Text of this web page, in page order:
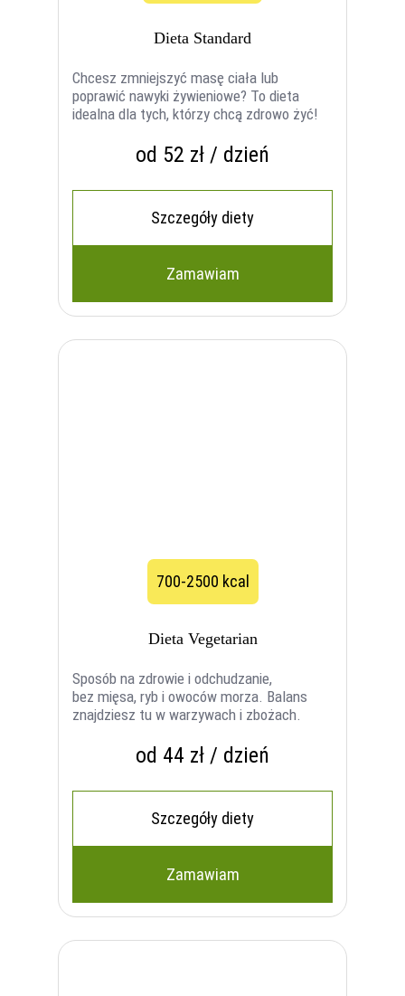
Dieta Standard
Chcesz zmniejszyć masę ciała lub
poprawić nawyki żywieniowe? To dieta
idealna dla tych, którzy chcą zdrowo żyć!
od 52 zł / dzień
Szczegóły diety
Zamawiam
700-2500 kcal
Dieta Vegetarian
Sposób na zdrowie i odchudzanie,
bez mięsa, ryb i owoców morza. Balans
znajdziesz tu w warzywach i zbożach.
od 44 zł / dzień
Szczegóły diety
Zamawiam